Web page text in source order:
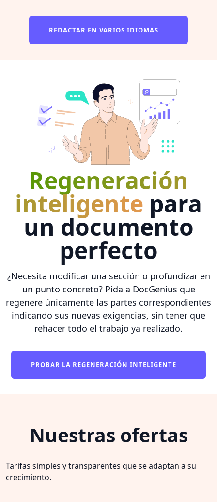
REDACTAR EN VARIOS IDIOMAS
Regeneración
inteligente para
un documento
perfecto
¿Necesita modificar una sección o profundizar en
un punto concreto? Pida a DocGenius que
regenere únicamente las partes correspondientes
indicando sus nuevas exigencias, sin tener que
rehacer todo el trabajo ya realizado.
PROBAR LA REGENERACIÓN INTELIGENTE
Nuestras ofertas
Tarifas simples y transparentes que se adaptan a su
crecimiento.